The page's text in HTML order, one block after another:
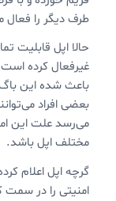
طرف دیگر را فعال
حالا اپل قابلیت
غیرفعال کرده
باعث شده این باگ
بعضی افراد
می‌رسد علت این
مختلف اپل باشد.
گرچه اپل اعلام
امنیتی را در سمت